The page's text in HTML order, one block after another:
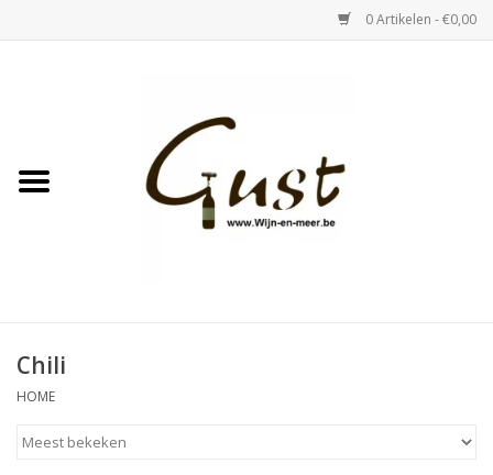
0 Artikelen - €0,00
Witte wijn
Bubbels & Vermout
Chili
HOME